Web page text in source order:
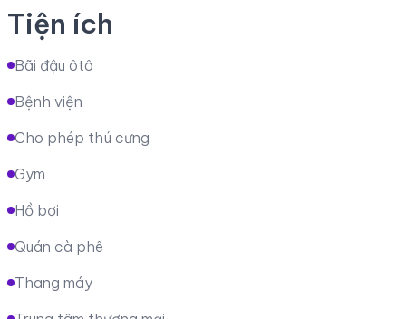
Tiện ích
Bãi đậu ôtô
Bệnh viện
Cho phép thú cưng
Gym
Hồ bơi
Quán cà phê
Thang máy